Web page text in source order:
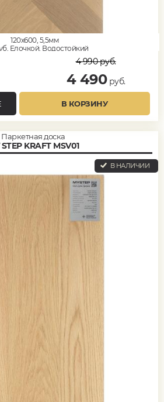
120x600, 5,5мм
Елочкой, Водостойкий
4 990руб.
4 490руб.
В КОРЗИНУ
Паркетная доска
STEP KRAFT MSV01
В НАЛИЧИИ